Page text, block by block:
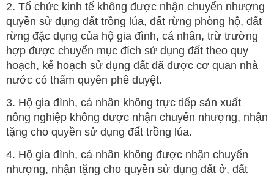
2. Tổ chức kinh tế không được nhận chuyển nhượng
quyền sử dụng đất trồng lúa, đất rừng phòng hộ, đất
rừng đặc dụng của hộ gia đình, cá nhân, trừ trường
hợp được chuyển mục đích sử dụng đất theo quy
hoạch, kế hoạch sử dụng đất đã được cơ quan nhà
nước có thẩm quyền phê duyệt.
3. Hộ gia đình, cá nhân không trực tiếp sản xuất
nông nghiệp không được nhận chuyển nhượng, nhận
tặng cho quyền sử dụng đất trồng lúa.
4. Hộ gia đình, cá nhân không được nhận chuyển
nhượng, nhận tặng cho quyền sử dụng đất ở, đất